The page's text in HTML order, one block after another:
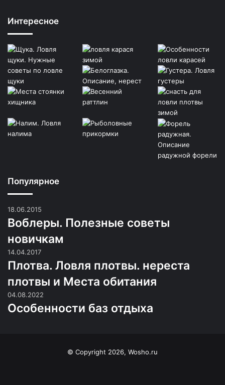
Интересное
Популярное
18.06.2015
Воблеры. Полезные советы
новичкам
14.04.2017
Плотва. Ловля плотвы. нереста
плотвы и Места обитания
04.08.2022
Особенности баз отдыха
© Copyright 2026, Wosho.ru